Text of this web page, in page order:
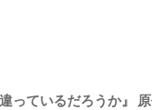
っているだろうか』